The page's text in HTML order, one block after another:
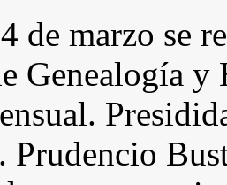
de marzo se
Genealogía y
Prudencio